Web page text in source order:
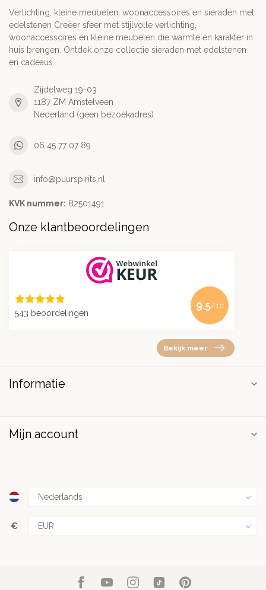
Verlichting, kleine meubelen, woonaccessoires en sieraden met
edelstenen Creëer sfeer met stijlvolle verlichting,
woonaccessoires en kleine meubelen die warmte en karakter in
huis brengen. Ontdek onze collectie sieraden met edelstenen
en cadeaus.
Zijdelweg 19-03
1187 ZM Amstelveen
Nederland (geen bezoekadres)
06 45 77 07 89
info@puurspirits.nl
KVK nummer: 82501491
Onze klantbeoordelingen
543 beoordelingen
9.5/10
Bekijk meer
Informatie
Mijn account
€